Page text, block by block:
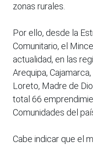
zonas rurales.
Por ello, desde la
Comunitario, el
actualidad, en las
Arequipa,
Loreto, Madre de
total 66
Comunidades del
Cabe indicar que el